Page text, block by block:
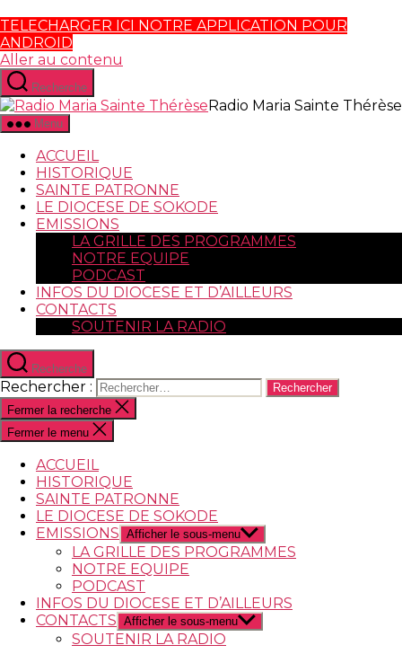
TELECHARGER ICI NOTRE APPLICATION POUR
ANDROID
Aller au contenu
Recherche
Radio Maria Sainte Thérèse
Menu
ACCUEIL
HISTORIQUE
SAINTE PATRONNE
LE DIOCESE DE SOKODE
EMISSIONS
LA GRILLE DES PROGRAMMES
NOTRE EQUIPE
PODCAST
INFOS DU DIOCESE ET D’AILLEURS
CONTACTS
SOUTENIR LA RADIO
Recherche
Rechercher :
Fermer la recherche
Fermer le menu
ACCUEIL
HISTORIQUE
SAINTE PATRONNE
LE DIOCESE DE SOKODE
EMISSIONS Afficher le sous-menu
LA GRILLE DES PROGRAMMES
NOTRE EQUIPE
PODCAST
INFOS DU DIOCESE ET D’AILLEURS
CONTACTS Afficher le sous-menu
SOUTENIR LA RADIO